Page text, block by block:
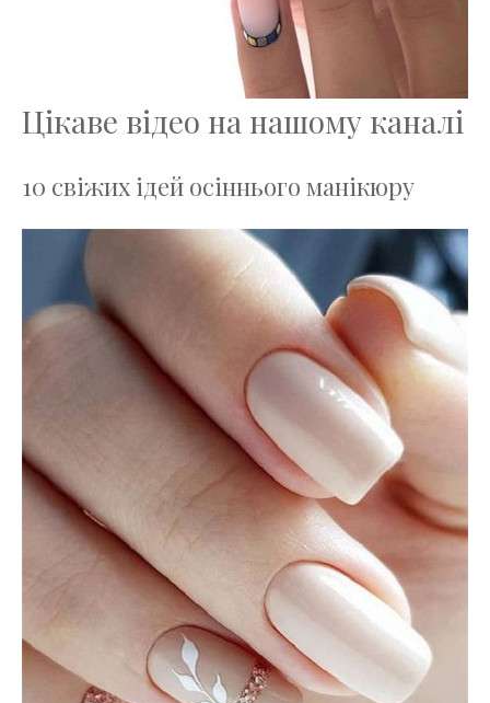
Цікаве відео на нашому каналі
10 свіжих ідей осіннього манікюру